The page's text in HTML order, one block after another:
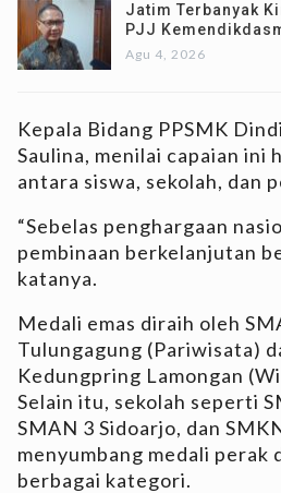
Jatim Terbanyak
PJJ
Agu 4, 2026
Kepala Bidang PPSMK
Saulina, menilai capaian ini
antara siswa, sekolah, dan
“Sebelas penghargaan
pembinaan berkelanjutan
katanya.
Medali emas diraih oleh
Tulungagung (Pariwisata)
Kedungpring Lamongan
Selain itu, sekolah seperti
SMAN 3 Sidoarjo, dan
menyumbang medali perak
berbagai kategori.